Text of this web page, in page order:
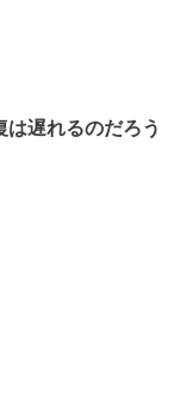
遅れるのだろう